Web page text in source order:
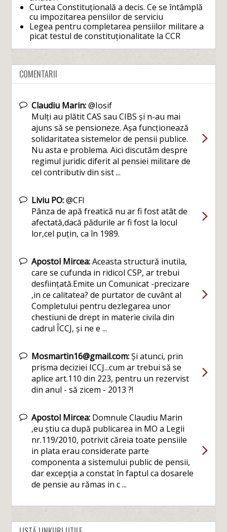
Curtea Constituțională a decis. Ce se întâmplă
cu impozitarea pensiilor de serviciu
Legea pentru completarea pensiilor militare a
picat testul de constituționalitate la CCR
COMENTARII
Claudiu Marin:@Iosif
Mulți au plătit CAS sau CIBS și n-au mai
ajuns să se pensioneze. Așa funcționează
solidaritatea sistemelor de pensii publice.
Nu asta e problema. Aici discutăm despre
regimul juridic diferit al pensiei militare de
cel contributiv din sist ...
Liviu PO:@CFI
Pânza de apă freatică nu ar fi fost atât de
afectată,dacă pădurile ar fi fost la locul
lor,cel puțin, ca în 1989.
Apostol Mircea:Aceasta structură inutila,
care se cufunda in ridicol CSP, ar trebui
desființată.Emite un Comunicat -precizare
,in ce calitatea? de purtator de cuvânt al
Completului pentru dezlegarea unor
chestiuni de drept in materie civila din
cadrul ÎCCJ, și ne e ...
Mosmartin16@gmail.com:Și atunci, prin
prisma deciziei ICCJ...cum ar trebui să se
aplice art.110 din 223, pentru un rezervist
din anul - să zicem - 2013 ?!
Apostol Mircea: Domnule Claudiu Marin
,eu știu ca după publicarea in MO a Legii
nr.119/2010, potrivit căreia toate pensiile
in plata erau considerate parte
componenta a sistemului public de pensii,
dar excepția a constat în faptul ca dosarele
de pensie au rămas in c ...